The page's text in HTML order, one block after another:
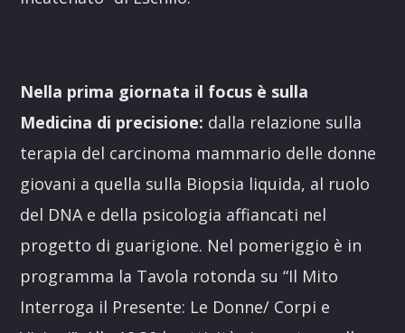
Nella prima giornata il focus è sulla
Medicina di precisione: dalla relazione sulla
terapia del carcinoma mammario delle donne
giovani a quella sulla Biopsia liquida, al ruolo
del DNA e della psicologia affiancati nel
progetto di guarigione. Nel pomeriggio è in
programma la Tavola rotonda su “Il Mito
Interroga il Presente: Le Donne/ Corpi e